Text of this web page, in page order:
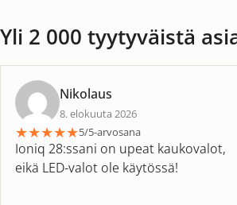
Yli 2 000 tyytyväistä
Nikolaus
8. elokuuta 2026
★★★★★5/5-arvosana
Ioniq 28:ssani on upeat kaukovalot,
eikä LED-valot ole käytössä!